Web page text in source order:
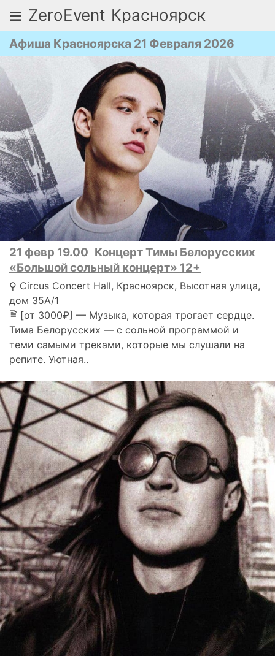
≡ ZeroEvent Красноярск
Афиша Красноярска 21 Февраля 2026
21 февр 19.00 Концерт Тимы Белорусских
«Большой сольный концерт» 12+
⚲ Circus Concert Hall, Красноярск, Высотная улица,
дом 35А/1
🗎 [от 3000₽] — Музыка, которая трогает сердце.
Тима Белорусских — с сольной программой и
теми самыми треками, которые мы слушали на
репите. Уютная..